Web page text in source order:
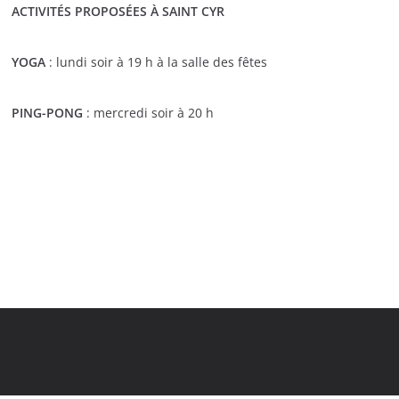
ACTIVITÉS PROPOSÉES À SAINT CYR
YOGA : lundi soir à 19 h à la salle des fêtes
PING-PONG : mercredi soir à 20 h